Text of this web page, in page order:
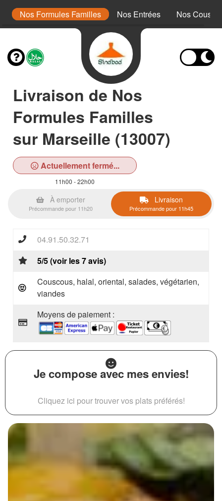
Nos Formules Familles Nos Entrées Nos
Livraison de Nos
Formules Familles
sur Marseille (13007)
Actuellement fermé...
11h00 - 22h00
À emporter
Précommande pour 11h20
Livraison
Précommande pour 11h45
04.91.50.32.71
5/5 (voir les 7 avis)
Couscous, halal, oriental, salades, végétarien,
viandes
Moyens de paiement :
Je compose avec mes envies!
Cliquez ici pour trouver vos plats préférés!